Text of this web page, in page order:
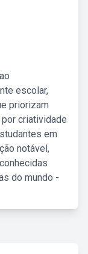
escolar,
priorizam
criatividade
em
notável,
do mundo -